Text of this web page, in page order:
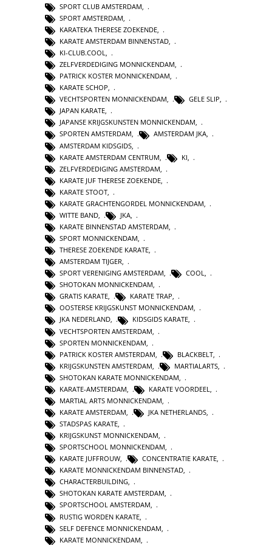
SPORT CLUB AMSTERDAM
SPORT AMSTERDAM
KARATEKA THERESE ZOEKENDE
KARATE AMSTERDAM BINNENSTAD
KI-CLUB.COOL,
ZELFVERDEDIGING MONNICKENDAM,
PATRICK KOSTER MONNICKENDAM,
KARATE SCHOP,
VECHTSPORTEN MONNICKENDAM, GELE SLIP,
JAPAN KARATE,
JAPANSE KRIJGSKUNSTEN MONNICKENDAM,
SPORTEN AMSTERDAM, AMSTERDAM JKA,
AMSTERDAM KIDSGIDS
KARATE AMSTERDAM CENTRUM
KI
ZELFVERDEDIGING AMSTERDAM
KARATE JUF THERESE ZOEKENDE
KARATE STOOT
KARATE GRACHTENGORDEL MONNICKENDAM
WITTE BAND
JKA
KARATE BINNENSTAD AMSTERDAM
SPORT MONNICKENDAM,
THERESE ZOEKENDE KARATE,
AMSTERDAM TIJGER,
SPORT VERENIGING AMSTERDAM, COOL,
SHOTOKAN MONNICKENDAM,
GRATIS KARATE, KARATE TRAP,
OOSTERSE KRIJGSKUNST MONNICKENDAM,
JKA NEDERLAND, KIDSGIDS KARATE,
VECHTSPORTEN AMSTERDAM
SPORTEN MONNICKENDAM
PATRICK KOSTER AMSTERDAM
BLACKBELT
KRIJGSKUNSTEN AMSTERDAM
MARTIALARTS
SHOTOKAN KARATE MONNICKENDAM
KARATE-AMSTERDAM
KARATE VOORDEEL
MARTIAL ARTS MONNICKENDAM
KARATE AMSTERDAM
JKA NETHERLANDS
STADSPAS KARATE,
KRIJGSKUNST MONNICKENDAM,
SPORTSCHOOL MONNICKENDAM,
KARATE JUFFROUW, CONCENTRATIE KARATE,
KARATE MONNICKENDAM BINNENSTAD,
CHARACTERBUILDING,
SHOTOKAN KARATE AMSTERDAM,
SPORTSCHOOL AMSTERDAM,
RUSTIG WORDEN KARATE
SELF DEFENCE MONNICKENDAM
KARATE MONNICKENDAM